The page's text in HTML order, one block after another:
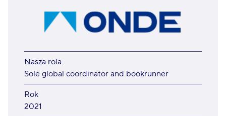
Nasza rola
Sole global coordinator and bookrunner
Rok
2021